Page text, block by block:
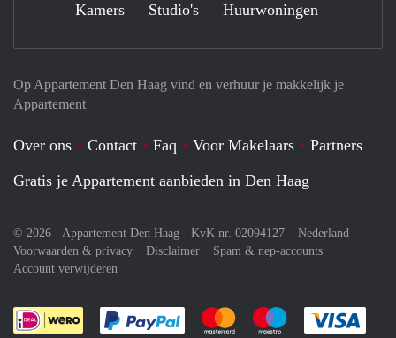
Op Appartement Den Haag vind en verhuur je makkelijk je
Appartement
Over ons Contact Faq Voor Makelaars
Partners
Gratis je Appartement aanbieden in Den Haag
© 2026 - Appartement Den Haag - KvK nr. 02094127 – Nederland
Voorwaarden & privacy
Disclaimer
Spam & nep-accounts
Account verwijderen
Je rekent gemakkelijk af met Paypal
Je rekent gemakkelijk af met
Je rekent
Kamers Studio's Huurwoningen